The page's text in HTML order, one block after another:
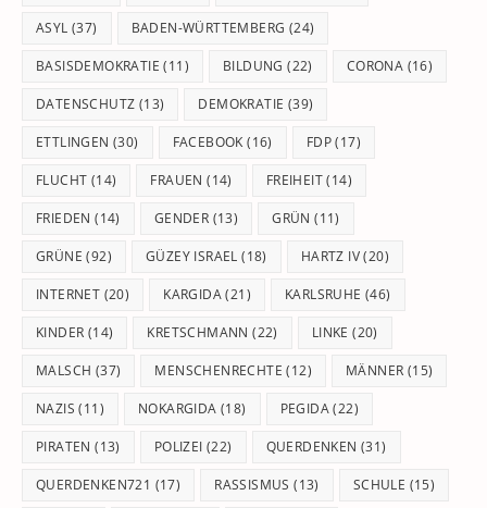
ASYL (37) BADEN-WÜRTTEMBERG (24)
BASISDEMOKRATIE (11) BILDUNG (22) CORONA (16)
DATENSCHUTZ (13) DEMOKRATIE (39)
ETTLINGEN (30) FACEBOOK (16) FDP(17)
FLUCHT (14) FRAUEN (14) FREIHEIT(14)
FRIEDEN (14) GENDER (13) GRÜN (11)
GRÜNE (92) GÜZEY ISRAEL (18) HARTZ IV(20)
INTERNET (20) KARGIDA(21) KARLSRUHE (46)
KINDER (14) KRETSCHMANN (22) LINKE (20)
MALSCH (37) MENSCHENRECHTE (12) MÄNNER (15)
NAZIS (11) NOKARGIDA (18) PEGIDA(22)
PIRATEN (13) POLIZEI (22) QUERDENKEN (31)
QUERDENKEN721 (17) RASSISMUS (13) SCHULE (15)